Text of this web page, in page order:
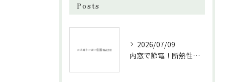
Posts
2026/07/09
内窓で節電！断熱性能と補助金活用法